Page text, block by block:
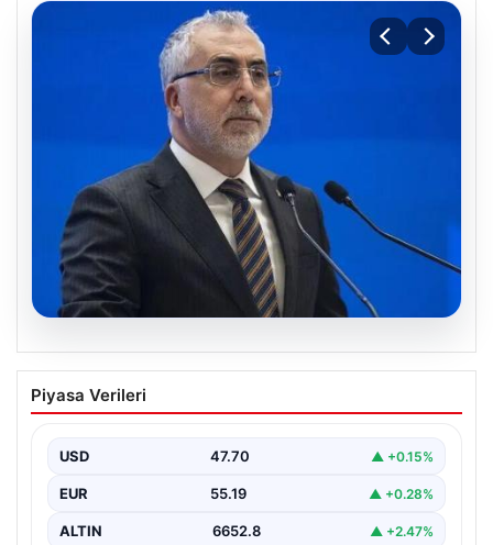
07.08.2026
Bakan Işıkhan açıkladı! Tekstil
sektörüne yönelik işbirliği protokolü
Bakanlıktan yapılan açıklamaya göre, imza törenine
Piyasa Verileri
USD 47.70 ▲ +0.15%
EUR 55.19 ▲ +0.28%
ALTIN 6652.8 ▲ +2.47%